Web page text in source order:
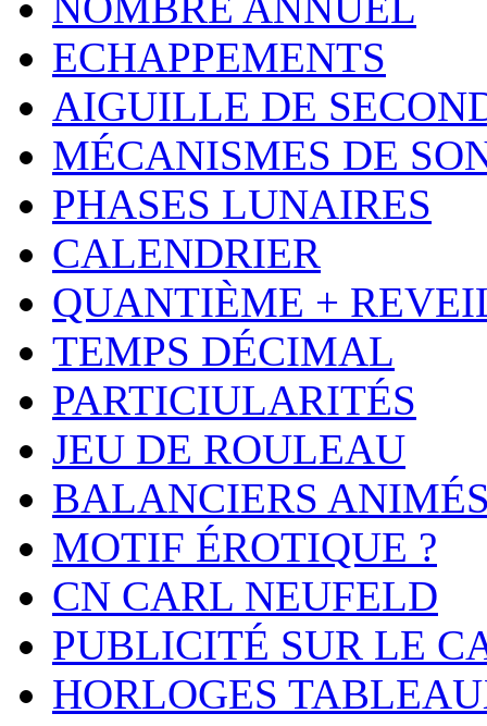
ECHAPPEMENTS
AIGUILLE DE
MÉCANISMES DE
PHASES LUNAIRES
CALENDRIER
QUANTIÈME +
TEMPS DÉCIMAL
PARTICIULARITÉS
JEU DE ROULEAU
BALANCIERS
MOTIF ÉROTIQUE ?
CN CARL NEUFELD
PUBLICITÉ SUR LE
HORLOGES